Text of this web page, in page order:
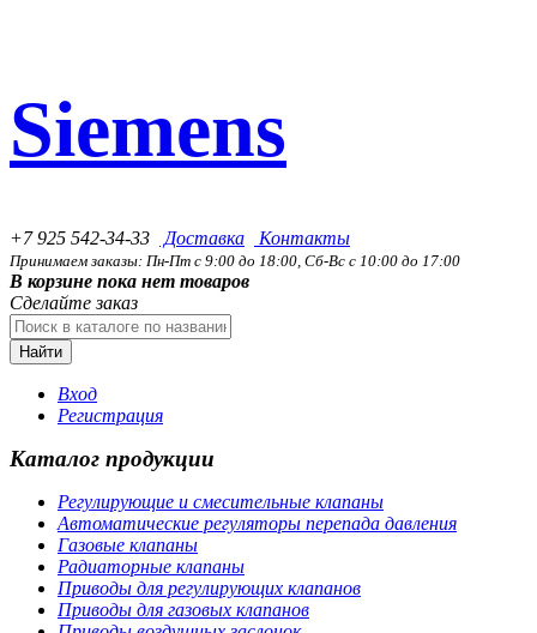
Siemens
+7 925 542-34-33 Доставка Контакты
Принимаем заказы: Пн-Пт с 9:00 до 18:00, Сб-Вс с 10:00 до 17:00
В корзине пока нет товаров
Сделайте заказ
Найти
Вход
Регистрация
Каталог продукции
Регулирующие и смесительные клапаны
Автоматические регуляторы перепада давления
Газовые клапаны
Радиаторные клапаны
Приводы для регулирующих клапанов
Приводы для газовых клапанов